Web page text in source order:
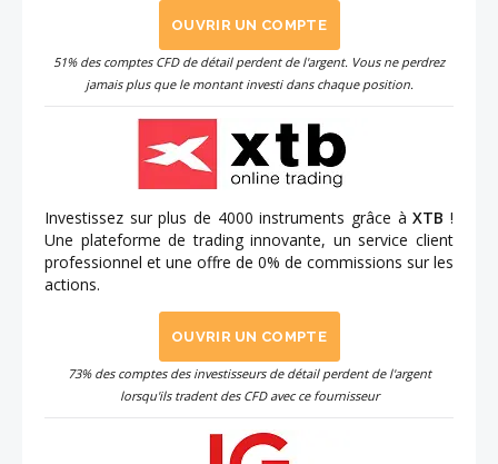
OUVRIR UN COMPTE
51% des comptes CFD de détail perdent de l'argent. Vous ne perdrez
jamais plus que le montant investi dans chaque position.
Investissez sur plus de 4000 instruments grâce àXTB !
Une plateforme de trading innovante, un service client
professionnel et une offre de 0% de commissions sur les
actions.
OUVRIR UN COMPTE
73% des comptes des investisseurs de détail perdent de l'argent
lorsqu'ils tradent des CFD avec ce fournisseur